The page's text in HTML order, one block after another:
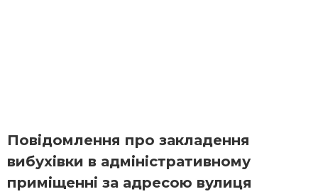
Повідомлення про закладення
вибухівки в адміністративному
приміщенні за адресою вулиця